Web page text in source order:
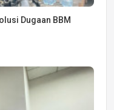
Dugaan BBM